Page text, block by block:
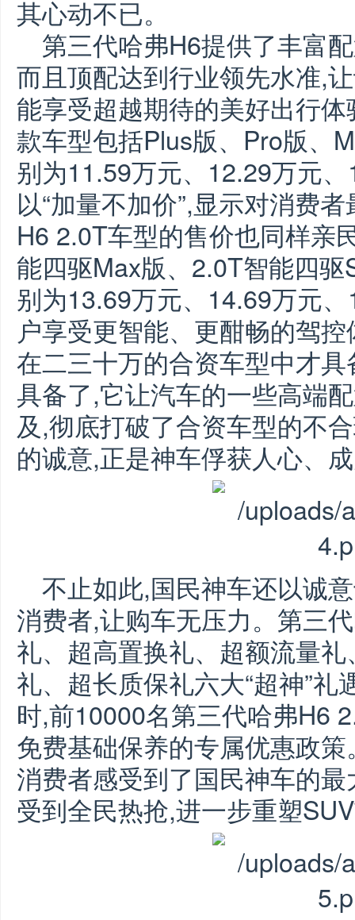
其心动不已。
第三代哈弗H6提供了丰富
而且顶配达到行业领先水准,
能享受超越期待的美好出行
款车型包括Plus版、Pro版、
别为11.59万元、12.29万元
以“加量不加价”,显示对消费
H6 2.0T车型的售价也同样亲
能四驱Max版、2.0T智能四
别为13.69万元、14.69万元
户享受更智能、更酣畅的驾
在二三十万的合资车型中才
具备了,它让汽车的一些高端
及,彻底打破了合资车型的不
的诚意,正是神车俘获人心、
不止如此,国民神车还以诚
消费者,让购车无压力。第三
礼、超高置换礼、超额流量
礼、超长质保礼六大“超神”
时,前10000名第三代哈弗H6
免费基础保养的专属优惠政
消费者感受到了国民神车的
受到全民热抢,进一步重塑